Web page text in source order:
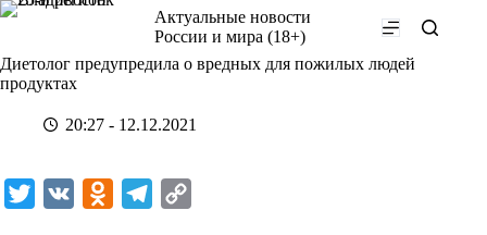
Перейти
Актуальные новости
России и мира (18+)
Диетолог предупредила о вредных для пожилых людей
продуктах
20:27 - 12.12.2021